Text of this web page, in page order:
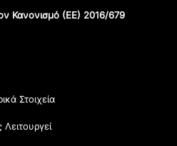
Κανονισμό (ΕΕ) 2016/679
Στοιχεία